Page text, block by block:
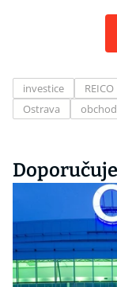
investice REICO
Ostrava